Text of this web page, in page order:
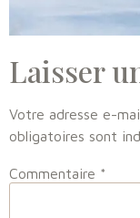
Laisser
Votre adresse e-
obligatoires sont
Commentaire *